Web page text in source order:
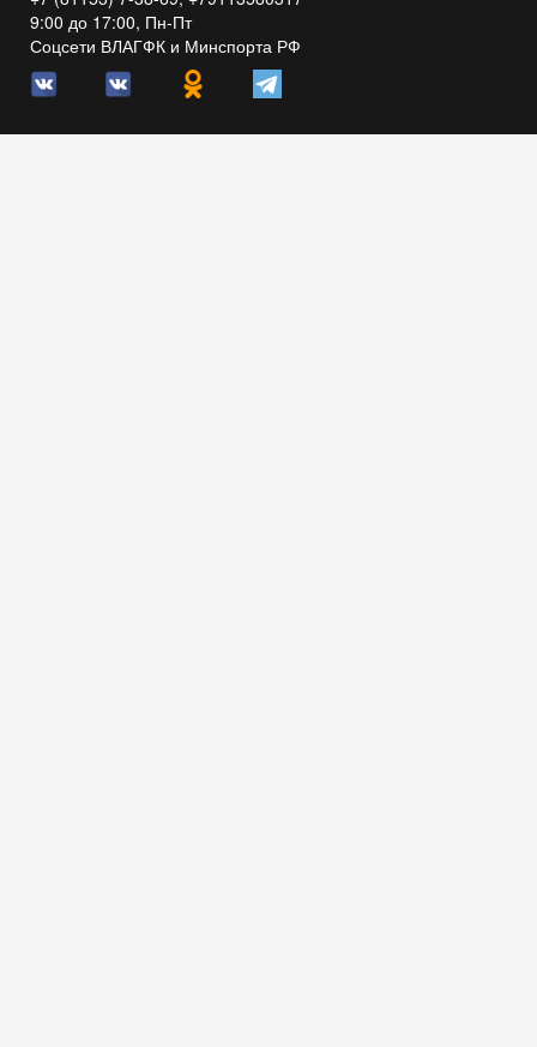
9:00 до 17:00, Пн-Пт
Соцсети ВЛАГФК и Минспорта РФ